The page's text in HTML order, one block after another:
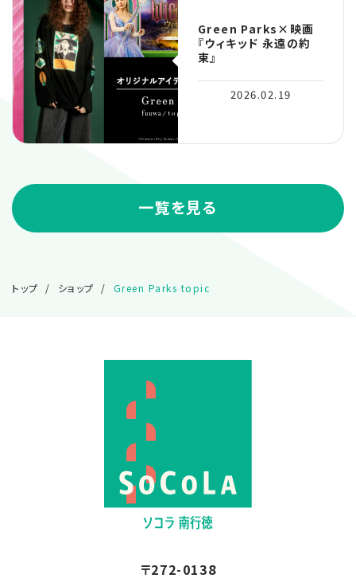
Green Parks×映画
『ウィキッド 永遠の約
束』
2026.02.19
一覧を見る
トップ ショップ Green Parks topic
〒272-0138